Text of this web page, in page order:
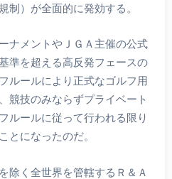
制）が全面的に発効する。
ナメントやＪＧＡ主催の公式
準を超える高反発フェースの
ルールにより正式なゴルフ用
競技のみならずプライベート
ルールに従って行われる限り
とになったのだ。
除く全世界を管轄するＲ＆Ａ